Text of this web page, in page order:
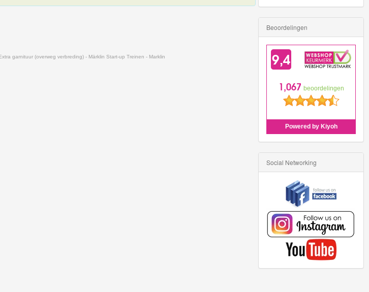
garnituur (overweg verbreding) - Märklin Start-up Treinen - Marklin
Beoordelingen
Social Networking